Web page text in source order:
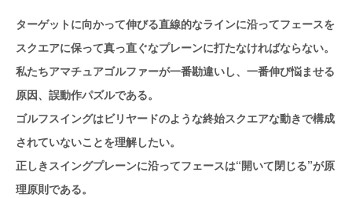
ターゲットに向かって伸びる直線的なラインに沿ってフェースを
スクエアに保って真っ直ぐなプレーンに打たなければならない。
私たちアマチュアゴルファーが一番勘違いし、一番伸び悩ませる
原因、誤動作パズルである。
ゴルフスイングはビリヤードのような終始スクエアな動きで構成
されていないことを理解したい。
正しきスイングプレーンに沿ってフェースは“開いて閉じる”が原
理原則である。